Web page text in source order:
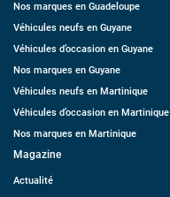
Nos marques en Guadeloupe
Véhicules neufs en Guyane
Véhicules d’occasion en Guyane
Nos marques en Guyane
Véhicules neufs en Martinique
Véhicules d’occasion en Martinique
Nos marques en Martinique
Magazine
Actualité